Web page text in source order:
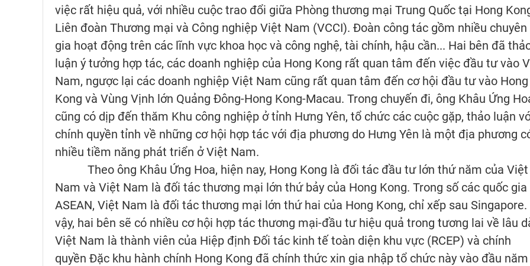
việc rất hiệu quả, với nhiều cuộc trao đổi giữa Phòng thương mại Trung Quốc tại Hong
Liên đoàn Thương mại và Công nghiệp Việt Nam (VCCI). Đoàn công tác gồm nhiều chuyên
gia hoạt động trên các lĩnh vực khoa học và công nghệ, tài chính, hậu cần... Hai bên đã
luận ý tưởng hợp tác, các doanh nghiệp của Hong Kong rất quan tâm đến việc đầu tư vào
Nam, ngược lại các doanh nghiệp Việt Nam cũng rất quan tâm đến cơ hội đầu tư vào Hong
Kong và Vùng Vịnh lớn Quảng Đông-Hong Kong-Macau. Trong chuyến đi, ông Khâu Ứng
cũng có dịp đến thăm Khu công nghiệp ở tỉnh Hưng Yên, tổ chức các cuộc gặp, thảo luận
chính quyền tỉnh về những cơ hội hợp tác với địa phương do Hưng Yên là một địa phương
nhiều tiềm năng phát triển ở Việt Nam.
Theo ông Khâu Ứng Hoa, hiện nay, Hong Kong là đối tác đầu tư lớn thứ năm của Việt
Nam và Việt Nam là đối tác thương mại lớn thứ bảy của Hong Kong. Trong số các quốc gia
ASEAN, Việt Nam là đối tác thương mại lớn thứ hai của Hong Kong, chỉ xếp sau Singapore.
vậy, hai bên sẽ có nhiều cơ hội hợp tác thương mại-đầu tư hiệu quả trong tương lai về lâu
Việt Nam là thành viên của Hiệp định Đối tác kinh tế toàn diện khu vực (RCEP) và chính
quyền Đặc khu hành chính Hong Kong đã chính thức xin gia nhập tổ chức này vào đầu năm